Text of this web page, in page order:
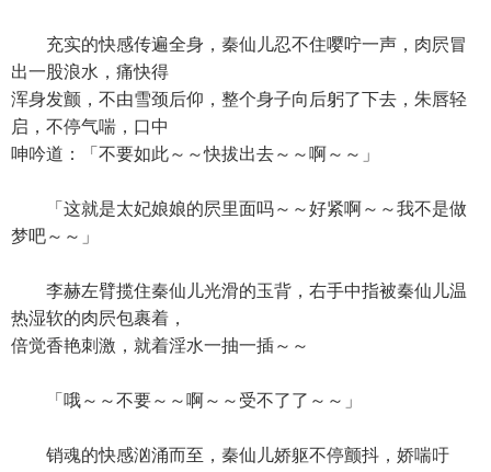
充实的快感传遍全身，秦仙儿忍不住嘤咛一声，肉屄冒
出一股浪水，痛快得
浑身发颤，不由雪颈后仰，整个身子向后躬了下去，朱唇轻
启，不停气喘，口中
呻吟道：「不要如此～～快拔出去～～啊～～」
「这就是太妃娘娘的屄里面吗～～好紧啊～～我不是做
梦吧～～」
李赫左臂揽住秦仙儿光滑的玉背，右手中指被秦仙儿温
热湿软的肉屄包裹着，
倍觉香艳刺激，就着淫水一抽一插～～
「哦～～不要～～啊～～受不了了～～」
销魂的快感汹涌而至，秦仙儿娇躯不停颤抖，娇喘吁